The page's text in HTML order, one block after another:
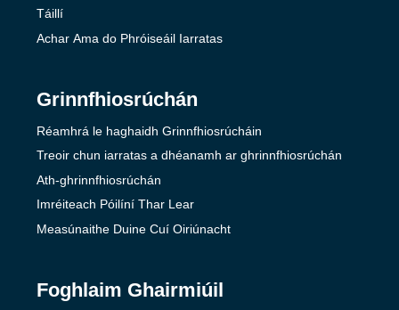
Táillí
Achar Ama do Phróiseáil Iarratas
Grinnfhiosrúchán
Réamhrá le haghaidh Grinnfhiosrúcháin
Treoir chun iarratas a dhéanamh ar ghrinnfhiosrúchán
Ath-ghrinnfhiosrúchán
Imréiteach Póilíní Thar Lear
Measúnaithe Duine Cuí Oiriúnacht
Foghlaim Ghairmiúil